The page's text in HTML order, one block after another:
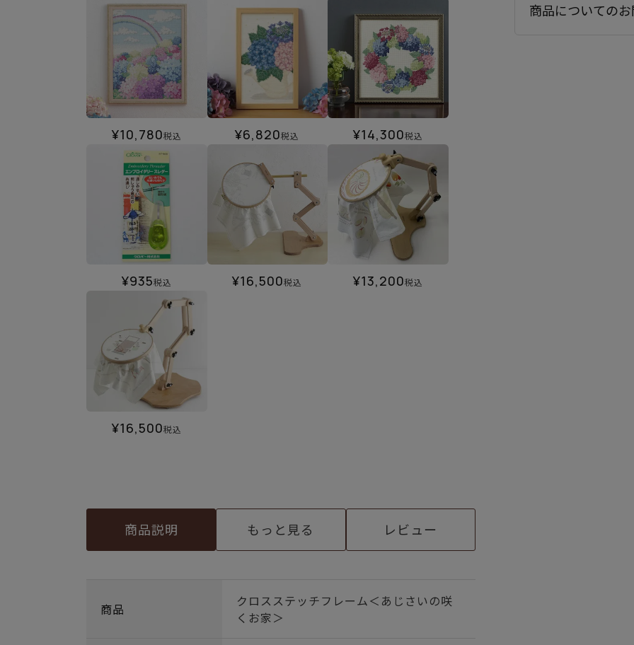
¥10,780税込 ¥6,820税込 ¥14,300税込
¥935税込 ¥16,500税込 ¥13,200税込
¥16,500税込
商品説明 もっと見る レビュー
商品
クロスステッチフレーム＜あじさいの咲
くお家＞
商品についての